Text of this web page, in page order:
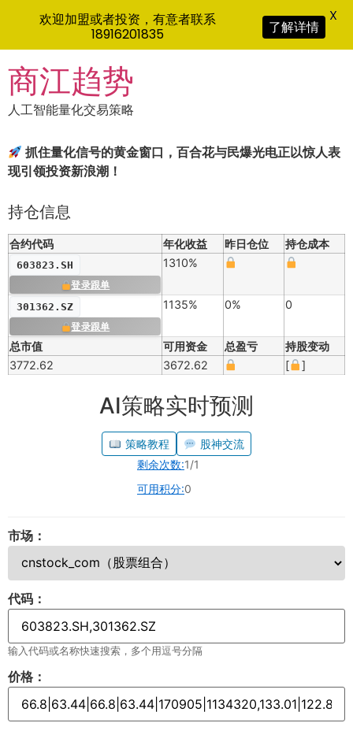
to
content
商江趋势
人工智能量化交易策略
抓住量化信号的黄金窗口，百合花与民爆光电正以惊人表
现引领投资新浪潮！
持仓信息
合约代码 年化收益 昨日仓位 持仓成本
603823.SH
登录跟单
1310%
301362.SZ
登录跟单
1135% 0% 0
总市值 可用资金 总盈亏
持股变动
3772.62
3672.62 [ ]
AI策略实时预测
策略教程
股神交流
剩余次数:1/1
可用积分:0
市场：
代码：
输入代码或名称快速搜索，多个用逗号分隔
价格：
欢迎加盟或者投资，有意者联系
18916201835
了解详情
X